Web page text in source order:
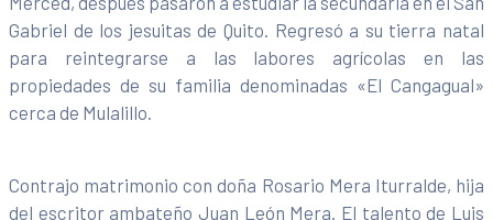
Gabriel de los jesuitas de Quito. Regresó a su tierra natal
para reintegrarse a las labores agrícolas en las
propiedades de su familia denominadas «El Cangagual»
cerca de Mulalillo.
Contrajo matrimonio con doña Rosario Mera Iturralde, hija
del escritor ambateño Juan León Mera. El talento de Luis